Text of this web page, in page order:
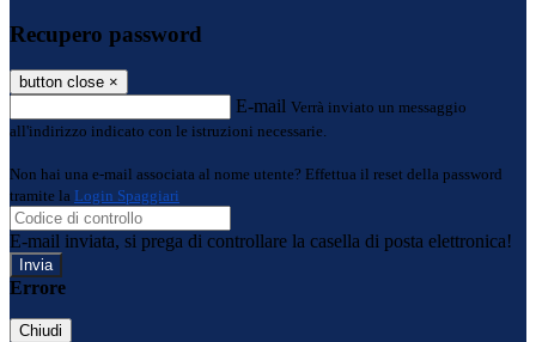
Recupero password
button close ×
E-mail Verrà inviato un messaggio
all'indirizzo indicato con le istruzioni necessarie.
Non hai una e-mail associata al nome utente? Effettua il reset della password
tramite la Login Spaggiari
E-mail inviata, si prega di controllare la casella di posta elettronica!
Errore
Chiudi